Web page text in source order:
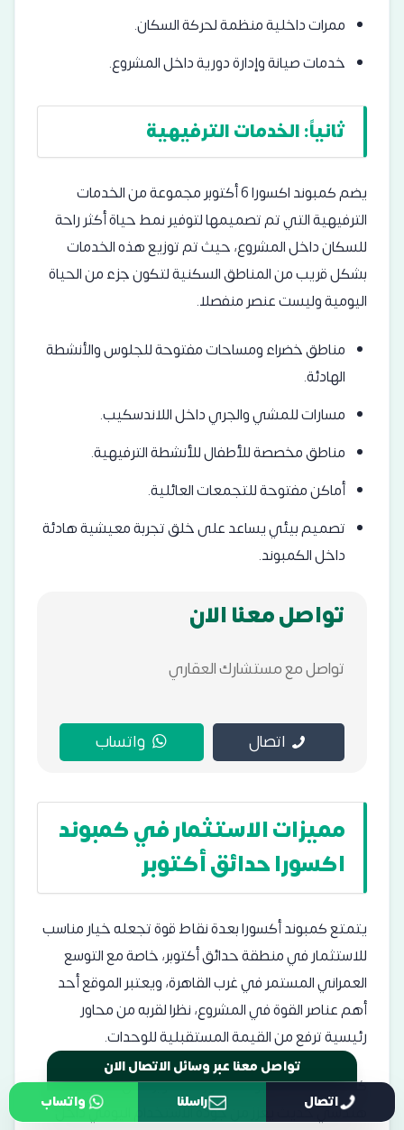
ممرات داخلية منظمة لحركة السكان.
خدمات صيانة وإدارة دورية داخل المشروع.
ثانياً: الخدمات الترفيهية
يضم كمبوند اكسورا 6 أكتوبر مجموعة من الخدمات
الترفيهية التي تم تصميمها لتوفير نمط حياة أكثر راحة
للسكان داخل المشروع، حيث تم توزيع هذه الخدمات
بشكل قريب من المناطق السكنية لتكون جزء من الحياة
اليومية وليست عنصر منفصلا.
مناطق خضراء ومساحات مفتوحة للجلوس والأنشطة
الهادئة.
مسارات للمشي والجري داخل اللاندسكيب.
مناطق مخصصة للأطفال للأنشطة الترفيهية.
أماكن مفتوحة للتجمعات العائلية.
تصميم بيئي يساعد على خلق تجربة معيشية هادئة
داخل الكمبوند.
تواصل معنا الان
تواصل مع مستشارك العقاري
اتصال واتساب
مميزات الاستثمار في كمبوند
اكسورا حدائق أكتوبر
يتمتع كمبوند أكسورا بعدة نقاط قوة تجعله خيار مناسب
للاستثمار في منطقة حدائق أكتوبر، خاصة مع التوسع
العمراني المستمر في غرب القاهرة، ويعتبر الموقع أحد
أهم عناصر القوة في المشروع، نظرا لقربه من محاور
رئيسية ترفع من القيمة المستقبلية للوحدات.
كما أن اعتماد كمبوند اكسورا 6 أكتوبر على تصميم
هندسي حديث يعزز من جودة الاستخدام اليومي داخل
تواصل معنا عبر وسائل الاتصال الان اتصال راسلنا واتساب